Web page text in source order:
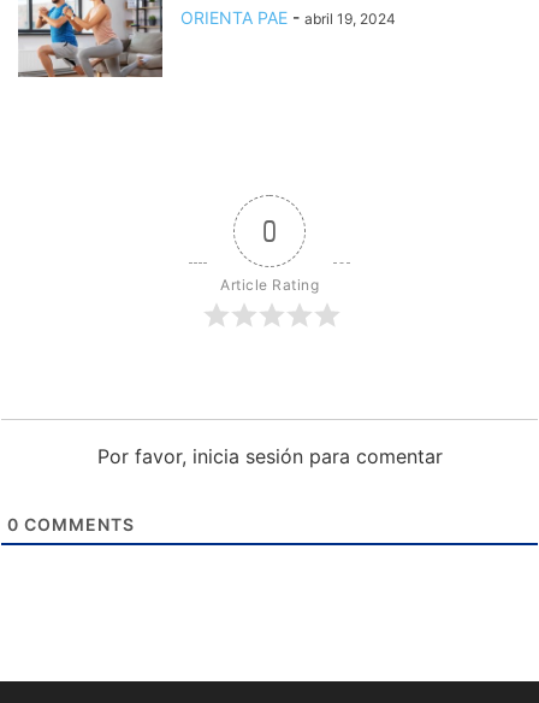
ORIENTA PAE - abril 19, 2024
0
Article Rating
Por favor, inicia sesión para comentar
0 COMMENTS